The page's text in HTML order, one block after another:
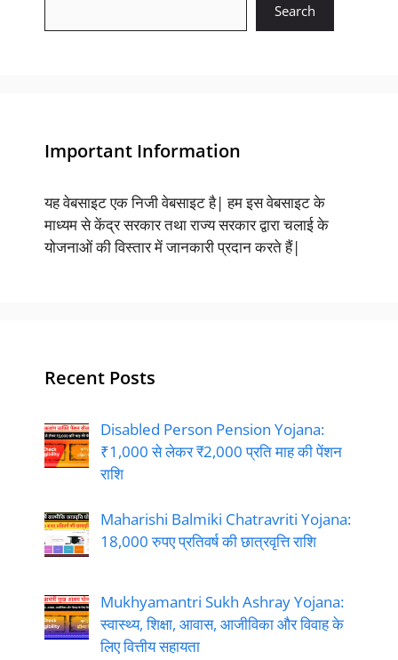
Search
Important Information
यह वेबसाइट एक निजी वेबसाइट है| हम इस वेबसाइट के
माध्यम से केंद्र सरकार तथा राज्य सरकार द्वारा चलाई के
योजनाओं की विस्तार में जानकारी प्रदान करते हैं|
Recent Posts
Disabled Person Pension Yojana:
₹1,000 से लेकर ₹2,000 प्रति माह की पेंशन
राशि
Maharishi Balmiki Chatravriti Yojana:
18,000 रुपए प्रतिवर्ष की छात्रवृत्ति राशि
Mukhyamantri Sukh Ashray Yojana:
स्वास्थ्य, शिक्षा, आवास, आजीविका और विवाह के
लिए वित्तीय सहायता